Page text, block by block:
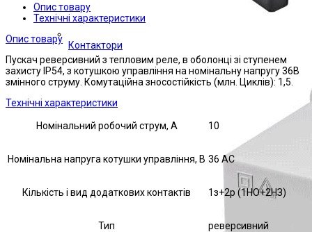
Контактори
Опис товару
Технічні характеристики
Опис товару
Пускач реверсивний з тепловим реле, в оболонці зі ступенем
захисту IP54, з котушкою управління на номінальну напругу 36В
змінного струму. Комутаційна зносостійкість (млн. Циклів): 1,5.
Технічні характеристики
Номінальний робочий струм, А 10
Номінальна напруга котушки управління, В 36 AC
Кількість і вид додаткових контактів 1з+2р (1НО+2НЗ)
Тип реверсивний